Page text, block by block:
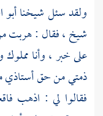
ولقد سئل شيخنا
شيخ ، فقال : هربت من
على خبر ، وأنا
ذمتي من حق أستاذي
فقالوا لي : اذهب